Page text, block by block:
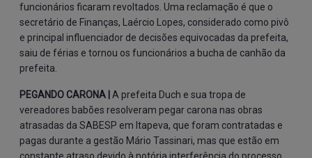
funcionários ficaram revoltados. Uma reclamação é que o
secretário de Finanças, Laércio Lopes, considerado como pivô
e principal influenciador de decisões equivocadas da prefeita,
saiu de férias e tornou os funcionários a bucha de canhão da
prefeita.
PEGANDO CARONA | A prefeita Duch e sua tropa de
vereadores babões resolveram pegar carona nas obras
atrasadas da SABESP em Itapeva, que foram contratadas e
pagas durante a gestão Mário Tassinari, mas que estão em
constante atraso devido à notória interferência do processo